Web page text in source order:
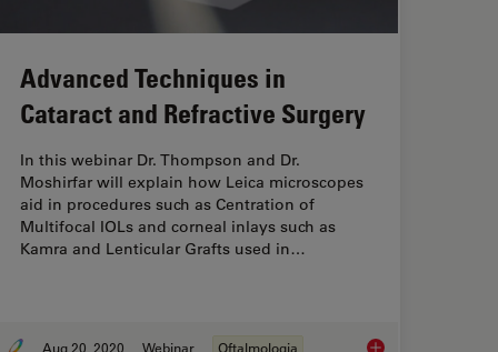
Advanced Techniques in
Cataract and Refractive Surgery
In this webinar Dr. Thompson and Dr.
Moshirfar will explain how Leica microscopes
aid in procedures such as Centration of
Multifocal IOLs and corneal inlays such as
Kamra and Lenticular Grafts used in…
Aug 20, 2020 Webinar Oftalmologia